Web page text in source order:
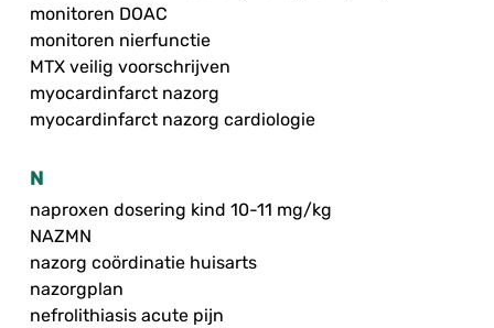
monitoren DOAC
monitoren nierfunctie
MTX veilig voorschrijven
myocardinfarct nazorg
myocardinfarct nazorg cardiologie
N
naproxen dosering kind 10-11 mg/kg
NAZMN
nazorg coördinatie huisarts
nazorgplan
nefrolithiasis acute pijn